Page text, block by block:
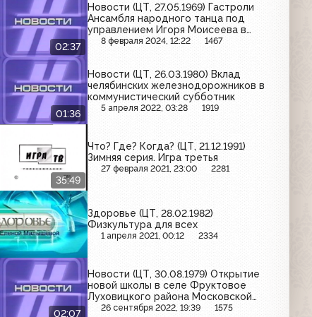
02:37
Новости (ЦТ, 27.05.1969) Гастроли
Ансамбля народного танца под
управлением Игоря Моисеева в
Новосибирске
8 февраля 2024, 12:22 1467
01:36
Новости (ЦТ, 26.03.1980) Вклад
челябинских железнодорожников в
коммунистический субботник
5 апреля 2022, 03:28 1919
35:49
Что? Где? Когда? (ЦТ, 21.12.1991)
Зимняя серия. Игра третья
27 февраля 2021, 23:00 2281
Здоровье (ЦТ, 28.02.1982)
Физкультура для всех
1 апреля 2021, 00:12 2334
02:07
Новости (ЦТ, 30.08.1979) Открытие
новой школы в селе Фруктовое
Луховицкого района Московской
области
26 сентября 2022, 19:39 1575